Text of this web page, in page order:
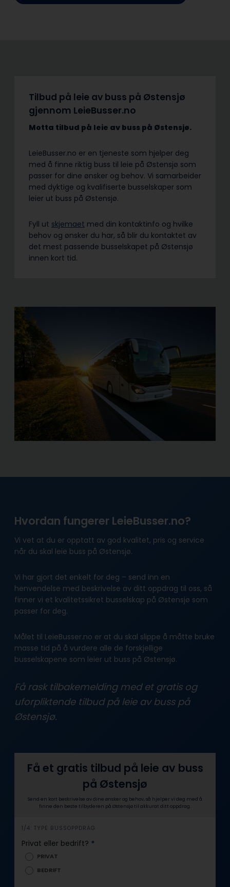
Tilbud på leie av buss på Østensjø
gjennom LeieBusser.no
Motta tilbud på leie av buss på Østensjø.
LeieBusser.no er en tjeneste som hjelper deg
med å finne riktig buss til leie på Østensjø som
passer for dine ønsker og behov. Vi samarbeider
med dyktige og kvalifiserte busselskaper som
leier ut buss på Østensjø.
Fyll ut skjemaet med din kontaktinfo og hvilke
behov og ønsker du har, så blir du kontaktet av
det mest passende busselskapet på Østensjø
innen kort tid.
Hvordan fungerer LeieBusser.no?
Vi vet at du er opptatt av god kvalitet, pris og service
når du skal leie buss på Østensjø.
Vi har gjort det enkelt for deg – send inn en
henvendelse med beskrivelse av ditt oppdrag til oss, så
finner vi et kvalitetssikret busselskap på Østensjø som
passer for deg.
Målet til LeieBusser.no er at du skal slippe å måtte bruke
masse tid på å vurdere alle de forskjellige
busselskapene som leier ut buss på Østensjø.
Få rask tilbakemelding med et gratis og
uforpliktende tilbud på leie av buss på
Østensjø.
Få et gratis tilbud på leie av buss
på Østensjø
Send en kort beskrivelse av dine ønsker og behov, så hjelper vi deg med å
finne den beste tilbyderen på Østensjø til akkurat ditt oppdrag.
i
n
o
1/4: TYPE BUSSOPPDRAG
Privat eller bedrift? *
PRIVAT
BEDRIFT